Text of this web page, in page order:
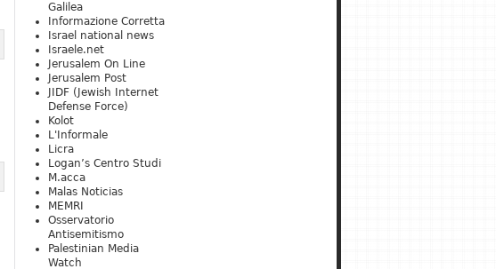
Galilea
Informazione Corretta
Israel national news
Israele.net
Jerusalem On Line
Jerusalem Post
JIDF (Jewish Internet
Defense Force)
Kolot
L'Informale
Licra
Logan’s Centro Studi
M.acca
Malas Noticias
MEMRI
Osservatorio
Antisemitismo
Palestinian Media
Watch